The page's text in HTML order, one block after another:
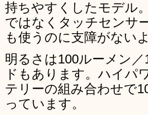
持ちやすくしたモデル
ではなくタッチセンサ
も使うのに支障がない
明るさは100ルーメン
ドもあります。ハイパ
テリーの組み合わせで
っています。